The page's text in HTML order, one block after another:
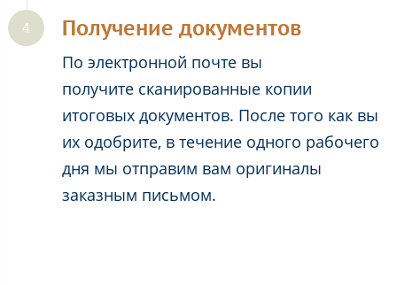
Получение документов
По электронной почте вы
получите сканированные копии
итоговых документов. После того как вы
их одобрите, в течение одного рабочего
дня мы отправим вам оригиналы
заказным письмом.